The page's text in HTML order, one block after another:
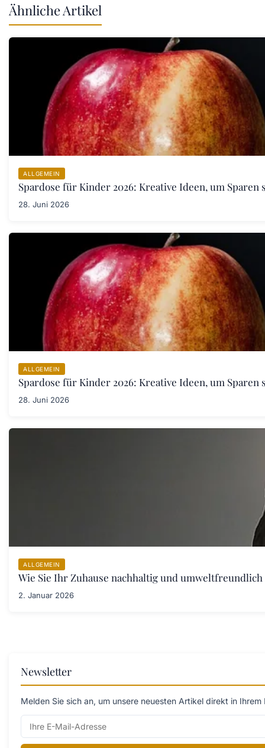
Ähnliche Artikel
ALLGEMEIN
Spardose für Kinder 2026: Kreative Ideen, um
28. Juni 2026
ALLGEMEIN
Spardose für Kinder 2026: Kreative Ideen, um
28. Juni 2026
ALLGEMEIN
Wie Sie Ihr Zuhause nachhaltig und umweltfreundlich
2. Januar 2026
Newsletter
Melden Sie sich an, um unsere neuesten Artikel direkt in